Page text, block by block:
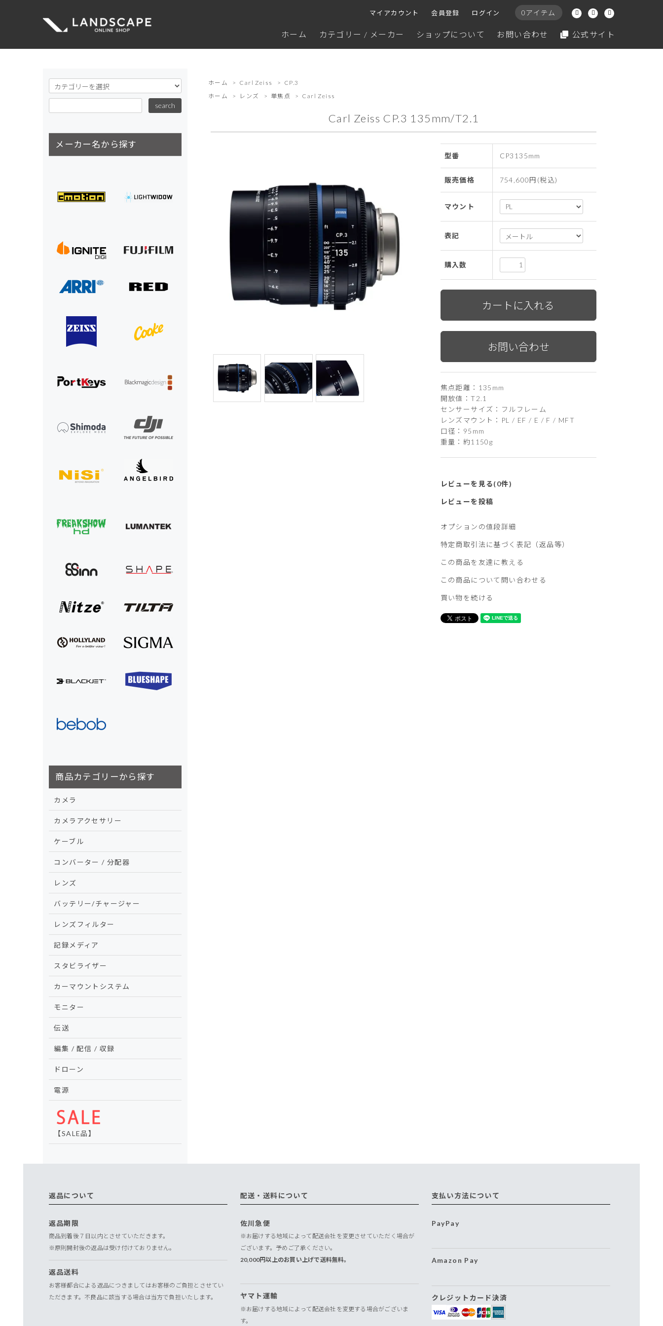
0アイテム
マイアカウント 会員登録 ログイン
ホーム カテゴリー / メーカー ショップについて お問い合わせ 公式サイト
ホーム > Carl Zeiss > CP.3
ホーム
> レンズ > 単焦点 > Carl Zeiss
Carl Zeiss CP.3 135mm/T2.1
型番 CP3135mm
販売価格 754,600円(税込)
マウント
表記
購入数
焦点距離：135mm
開放値：T2.1
センサーサイズ：フルフレーム
レンズマウント：PL / EF / E / F / MFT
口径：95mm
重量：約1150g
レビューを見る(0件)
レビューを投稿
オプションの値段詳細
特定商取引法に基づく表記（返品等）
この商品を友達に教える
この商品について問い合わせる
買い物を続ける
メーカー名から探す
商品カテゴリーから探す
カメラ
カメラアクセサリー
ケーブル
コンバーター / 分配器
レンズ
バッテリー/チャージャー
レンズフィルター
記録メディア
スタビライザー
カーマウントシステム
モニター
伝送
編集 / 配信 / 収録
ドローン
電源
【SALE品】
返品について
返品期限
商品到着後７日以内とさせていただきます。
※原則開封後の返品は受け付けておりません。
返品送料
お客様都合による返品につきましてはお客様のご負担とさせてい
ただきます。不良品に該当する場合は当方で負担いたします。
配送・送料について
佐川急便
※お届けする地域によって配送会社を変更させていただく場合が
ございます。予めご了承ください。
20,000円以上のお買い上げで送料無料。
ヤマト運輸
※お届けする地域によって配送会社を変更する場合がございま
す。
支払い方法について
PayPay
Amazon Pay
クレジットカード決済